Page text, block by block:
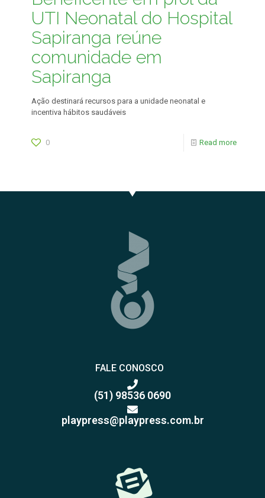
UTI Neonatal do Hospital
Sapiranga reúne
comunidade em
Sapiranga
Ação destinará recursos para a unidade neonatal e
incentiva hábitos saudáveis
0 Read more
FALE CONOSCO
(51) 98536 0690
playpress@playpress.com.br